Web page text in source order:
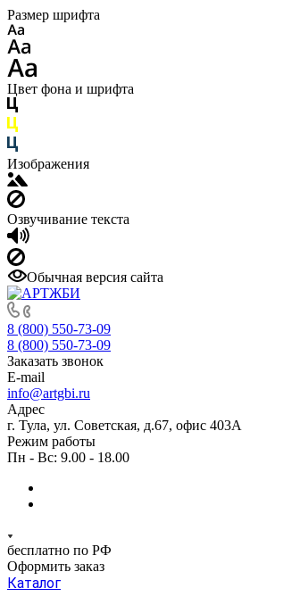
Размер шрифта
Цвет фона и шрифта
Изображения
Озвучивание текста
Обычная версия сайта
8 (800) 550-73-09
8 (800) 550-73-09
Заказать звонок
E-mail
info@artgbi.ru
Адрес
г. Тула, ул. Советская, д.67, офис 403А
Режим работы
Пн - Вс: 9.00 - 18.00
бесплатно по РФ
Оформить заказ
Каталог